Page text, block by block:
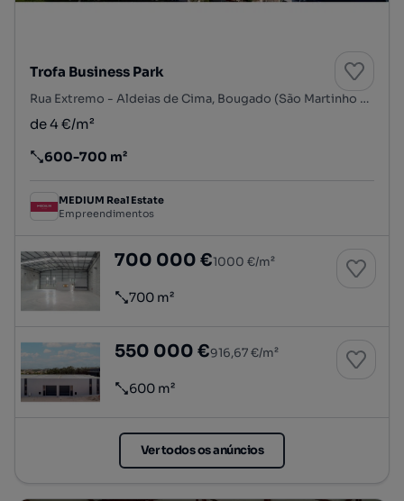
Trofa Business Park
Rua Extremo - Aldeias de Cima, Bougado (São Martinho e Santiago), Trofa, Porto
de 4 €/m²
Preço por metro quadrado
600-700 m²
MEDIUM Real Estate
Empreendimentos
TROFA BUSINESS PARK
700 000 €1000 €/m²
Preço por metro quadrado
700 m²
TROFA BUSINESS PARK
550 000 €916,67 €/m²
Preço por metro quadrado
600 m²
Ver todos os anúncios